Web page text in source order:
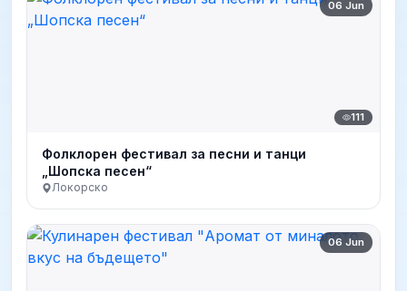
06 Jun
111
Фолклорен фестивал за песни и танци
„Шопска песен“
Локорско
06 Jun